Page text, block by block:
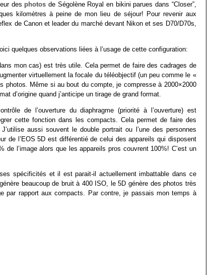
des photos de Ségolène Royal en bikini parues dans “Closer”,
kilomètres à peine de mon lieu de séjour! Pour revenir aux
de Canon et leader du marché devant Nikon et ses D70/D70s,
quelques observations liées à l’usage de cette configuration:
mon cas) est très utile. Cela permet de faire des cadrages de
virtuellement la focale du téléobjectif (un peu comme le «
photos. Même si au bout du compte, je compresse à 2000×2000
d’origine quand j’anticipe un tirage de grand format.
de l’ouverture du diaphragme (priorité à l’ouverture) est
cette fonction dans les compacts. Cela permet de faire des
aussi souvent le double portrait ou l’une des personnes
de l’EOS 5D est différentié de celui des appareils qui disposent
l’image alors que les appareils pros couvrent 100%! C’est un
spécificités et il est parait-il actuellement imbattable dans ce
beaucoup de bruit à 400 ISO, le 5D génère des photos très
par rapport aux compacts. Par contre, je passais mon temps à